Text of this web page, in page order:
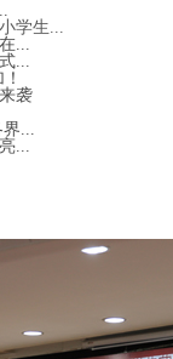
学生...
...
...
袭
...
...